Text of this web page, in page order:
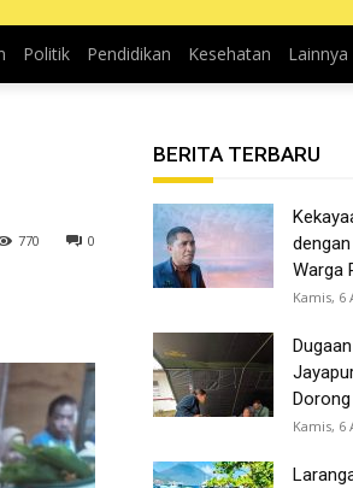
Politik Pendidikan Kesehatan Lainnya
0
770
BERITA TERBARU
Warga
Kamis, 6
Kamis, 6